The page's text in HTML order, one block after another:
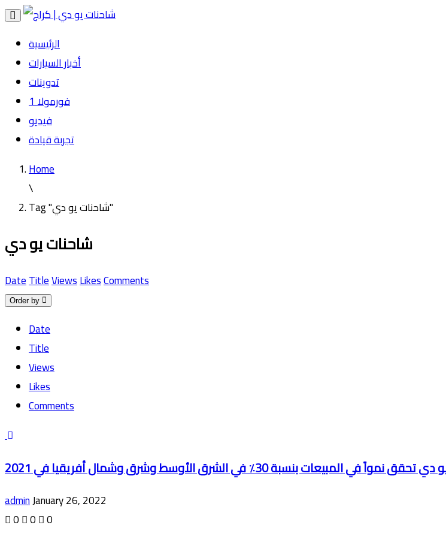
Toggle
الرئيسية
أخبار السيارات
تدوينات
فورمولا 1
فيديو
تجربة قيادة
Home
\
Tag "شاحنات يو دي"
شاحنات يو دي
DateTitleViewsLikesComments
Order by
Date
Title
Views
Likes
Comments
في المبيعات بنسبة 30٪ في الشرق الأوسط وشرق وشمال أفريقيا في 2021
adminJanuary 26, 2022
0 0 0